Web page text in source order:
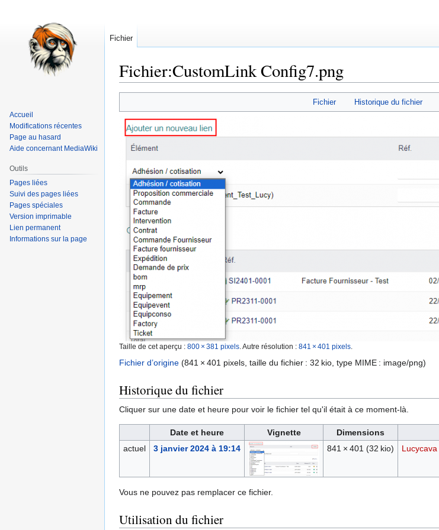
Fichier:CustomLink Config7.png
à
navigation
à
recherche
Fichier Historique du fichier
Taille de cet aperçu : 800 × 381 pixels Autre résolution : 841 × 401 pixels
Fichier d’origine (841 × 401 pixels, taille du fichier : 32 kio, type MIME : image/png)
Historique du fichier
Cliquer sur une date et heure pour voir le fichier tel qu'il était à ce moment-là.
Date et heure Vignette Dimensions
actuel
3 janvier 2024 à 19:14 841 × 401 (32 kio) Lucycava
Vous ne pouvez pas remplacer ce fichier.
Utilisation du fichier
Fichier
Accueil
Modifications récentes
Page au hasard
Aide concernant MediaWiki
Outils
Pages liées
Suivi des pages liées
Pages spéciales
Version imprimable
Lien permanent
Informations sur la page